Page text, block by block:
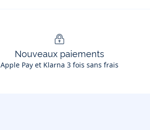
Nouveaux paiements
Apple Pay et Klarna 3 fois sans frais